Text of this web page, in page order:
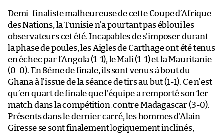
Demi-finaliste malheureuse de cette Coupe d’Afrique
des Nations, la Tunisie n’a pourtant pas ébloui les
observateurs cet été. Incapables de s’imposer durant
la phase de poules, les Aigles de Carthage ont été tenus
en échec par l’Angola (1-1), le Mali (1-1) et la Mauritanie
(0-0). En 8ème de finale, ils sont venus à bout du
Ghana à l’issue de la séance de tirs au but (1-1). Ce n’est
qu’en quart de finale que l’équipe a remporté son 1er
match dans la compétition, contre Madagascar (3-0).
Présents dans le dernier carré, les hommes d’Alain
Giresse se sont finalement logiquement inclinés,